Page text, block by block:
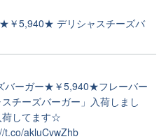
￥5,940★ デリシャスチーズバ
バーガー★￥5,940★フレーバー
チーズバーガー」入荷しまし
荷してます☆
t.co/akluCvwZhb